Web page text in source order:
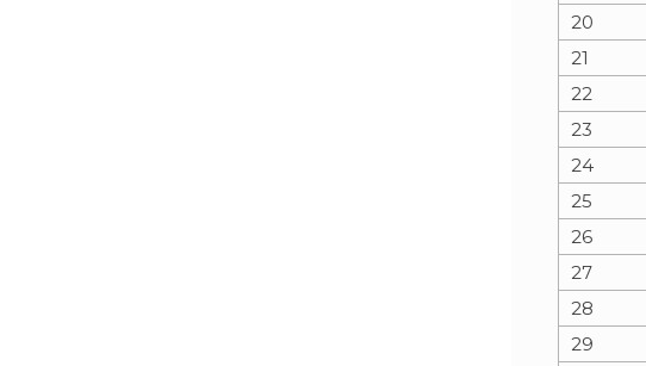
20
21
22
23
24
25
26
27
28
29